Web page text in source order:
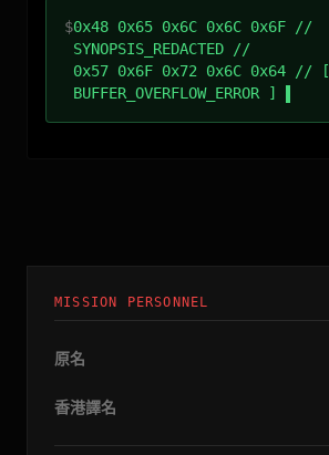
$0x48 0x65 0x6C 0x6C 0x6F //
SYNOPSIS_REDACTED //
0x57 0x6F 0x72 0x6C 0x64 // [
BUFFER_OVERFLOW_ERROR ]
MISSION PERSONNEL
原名
香港譯名